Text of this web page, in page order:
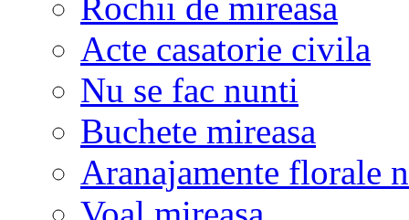
Acte casatorie civila
Nu se fac nunti
Buchete mireasa
Aranajamente florale